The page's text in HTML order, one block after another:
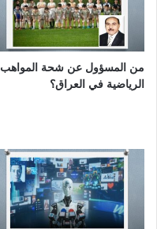
من المسؤول عن شحة المواهب
الرياضية في العراق؟